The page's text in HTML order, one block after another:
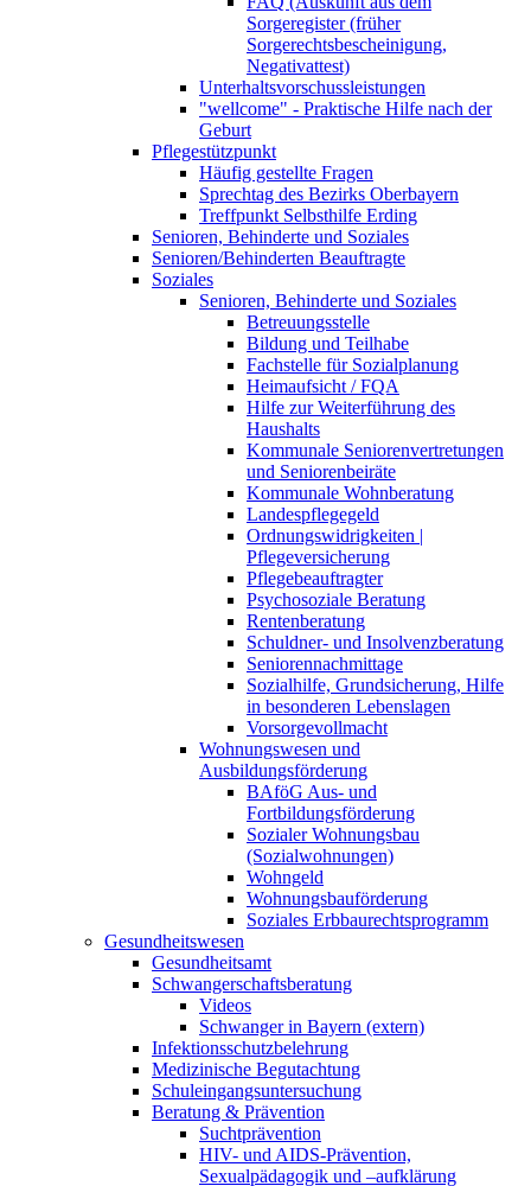
Sorgeregister (früher
Sorgerechtsbescheinigung,
Negativattest)
Unterhaltsvorschussleistungen
"wellcome" - Praktische Hilfe nach der
Geburt
Pflegestützpunkt
Häufig gestellte Fragen
Sprechtag des Bezirks Oberbayern
Treffpunkt Selbsthilfe Erding
Senioren, Behinderte und Soziales
Senioren/Behinderten Beauftragte
Soziales
Senioren, Behinderte und Soziales
Betreuungsstelle
Bildung und Teilhabe
Fachstelle für Sozialplanung
Heimaufsicht / FQA
Hilfe zur Weiterführung des
Haushalts
Kommunale Seniorenvertretungen
und Seniorenbeiräte
Kommunale Wohnberatung
Landespflegegeld
Ordnungswidrigkeiten |
Pflegeversicherung
Pflegebeauftragter
Psychosoziale Beratung
Rentenberatung
Schuldner- und Insolvenzberatung
Seniorennachmittage
Sozialhilfe, Grundsicherung, Hilfe
in besonderen Lebenslagen
Vorsorgevollmacht
Wohnungswesen und
Ausbildungsförderung
BAföG Aus- und
Fortbildungsförderung
Sozialer Wohnungsbau
(Sozialwohnungen)
Wohngeld
Wohnungsbauförderung
Soziales Erbbaurechtsprogramm
Gesundheitswesen
Gesundheitsamt
Schwangerschaftsberatung
Videos
Schwanger in Bayern (extern)
Infektionsschutzbelehrung
Medizinische Begutachtung
Schuleingangsuntersuchung
Beratung & Prävention
Suchtprävention
HIV- und AIDS-Prävention,
Sexualpädagogik und –aufklärung